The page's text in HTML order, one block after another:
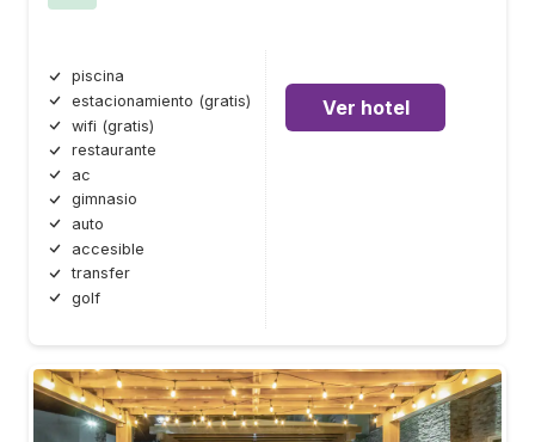
piscina
estacionamiento (gratis)
wifi (gratis)
restaurante
ac
gimnasio
auto
accesible
transfer
golf
Ver hotel